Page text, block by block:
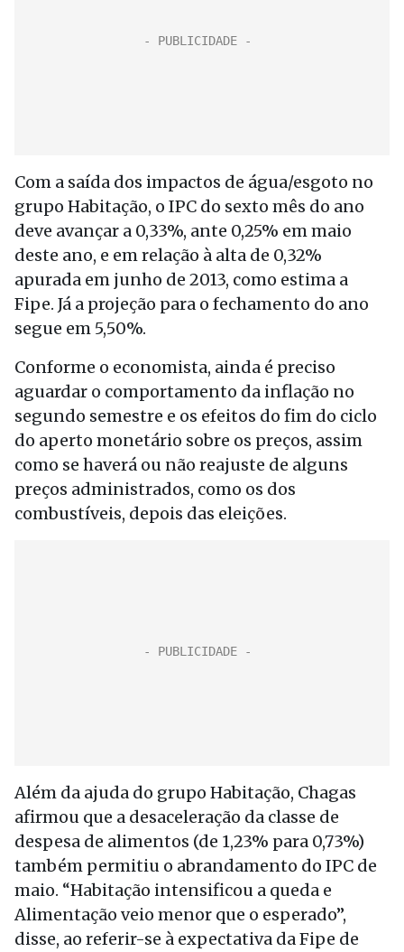
Com a saída dos impactos de água/esgoto no
grupo Habitação, o IPC do sexto mês do ano
deve avançar a 0,33%, ante 0,25% em maio
deste ano, e em relação à alta de 0,32%
apurada em junho de 2013, como estima a
Fipe. Já a projeção para o fechamento do ano
segue em 5,50%.
Conforme o economista, ainda é preciso
aguardar o comportamento da inflação no
segundo semestre e os efeitos do fim do ciclo
do aperto monetário sobre os preços, assim
como se haverá ou não reajuste de alguns
preços administrados, como os dos
combustíveis, depois das eleições.
Além da ajuda do grupo Habitação, Chagas
afirmou que a desaceleração da classe de
despesa de alimentos (de 1,23% para 0,73%)
também permitiu o abrandamento do IPC de
maio. “Habitação intensificou a queda e
Alimentação veio menor que o esperado”,
disse, ao referir-se à expectativa da Fipe de